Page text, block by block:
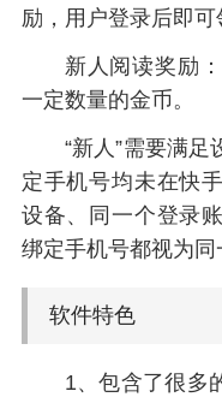
励，用户登录后即可
新人阅读奖励
一定数量的金币。
“新人”需要满
定手机号均未在快
设备、同一个登录
绑定手机号都视为同
软件特色
1、包含了很多